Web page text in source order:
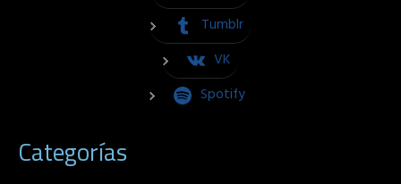
Tumblr
VK
Spotify
Categorías